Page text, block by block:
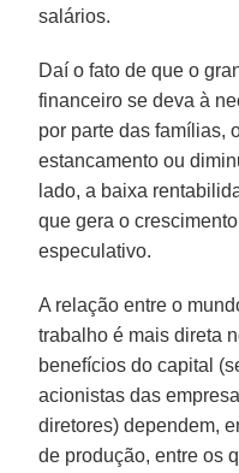
salários.
Daí o fato de que o
financeiro se deva à
por parte das famílias,
estancamento ou
lado, a baixa
que gera o
especulativo.
A relação entre o
trabalho é mais direta
benefícios do capital
acionistas das
diretores) dependem,
de produção, entre os